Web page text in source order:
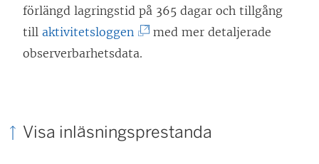
n
a
s
t
n
k
förlängd lagringstid på 365 dagar och tillgång
till aktivitetsloggen
L
e
med mer detaljerade
observerbarhetsdata.
Visa inläsningsprestanda